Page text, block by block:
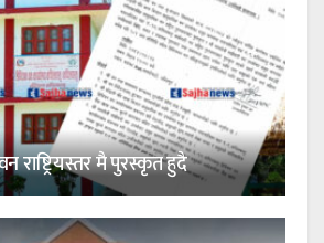
राष्ट्रियस्तर मै पुरस्कृत हुदै